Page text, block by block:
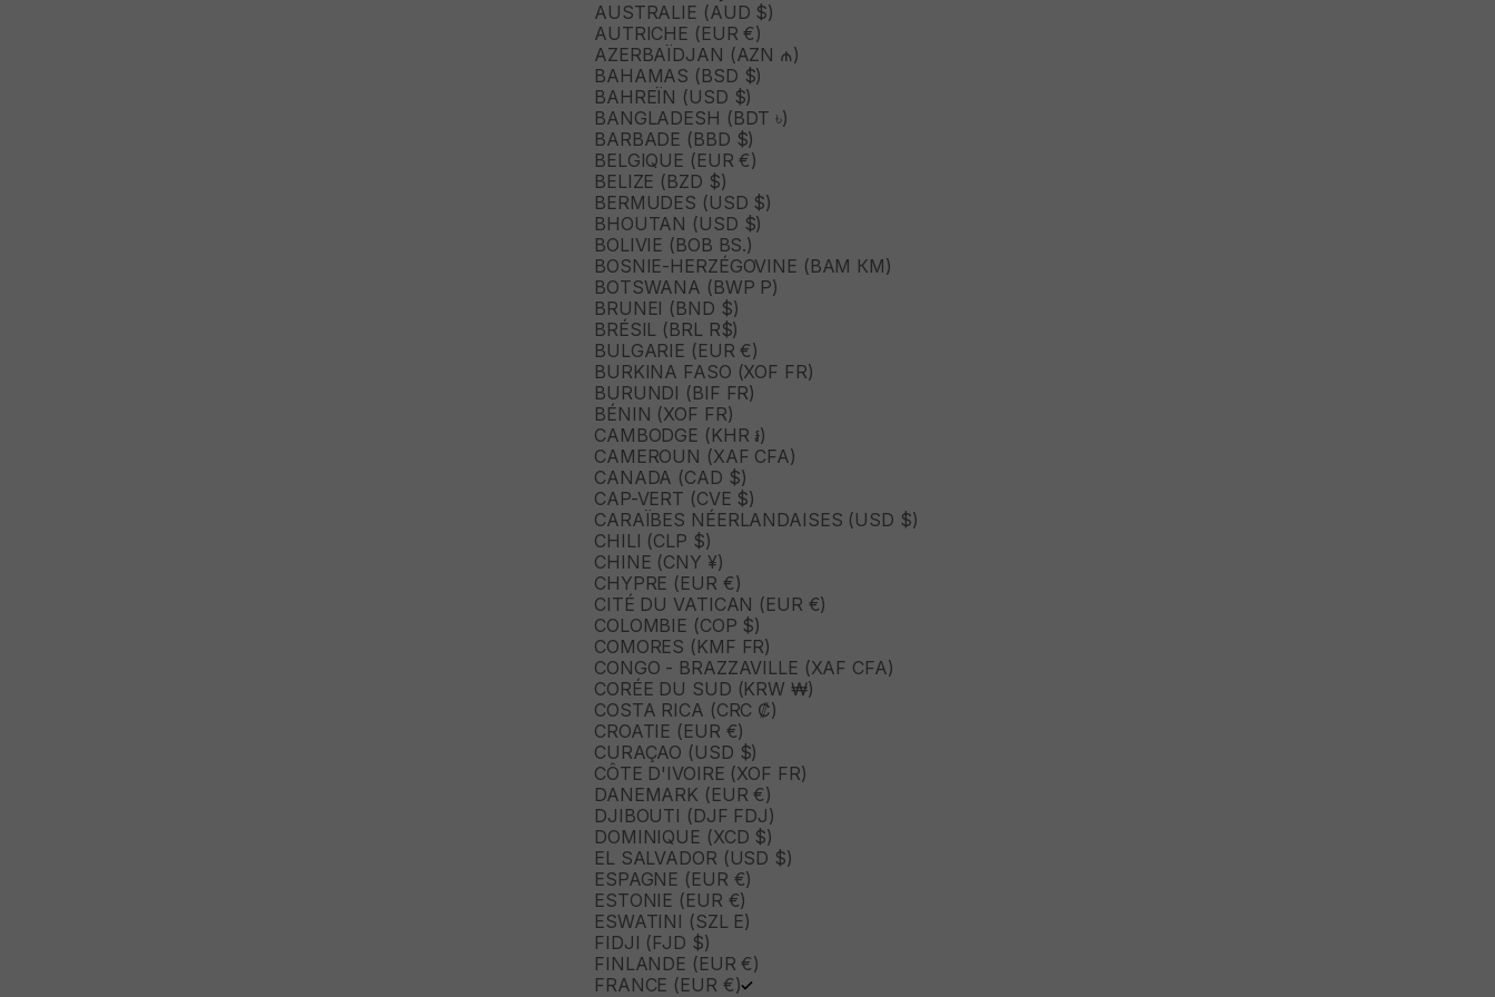
AUSTRALIE (AUD $)
AUTRICHE (EUR €)
AZERBAÏDJAN (AZN ₼)
BAHAMAS (BSD $)
BAHREÏN (USD $)
BANGLADESH (BDT ৳)
BARBADE (BBD $)
BELGIQUE (EUR €)
BELIZE (BZD $)
BERMUDES (USD $)
BHOUTAN (USD $)
BOLIVIE (BOB BS.)
BOSNIE-HERZÉGOVINE (BAM КМ)
BOTSWANA (BWP P)
BRUNEI (BND $)
BRÉSIL (BRL R$)
BULGARIE (EUR €)
BURKINA FASO (XOF FR)
BURUNDI (BIF FR)
BÉNIN (XOF FR)
CAMBODGE (KHR ៛)
CAMEROUN (XAF CFA)
CANADA (CAD $)
CAP-VERT (CVE $)
CARAÏBES NÉERLANDAISES (USD $)
CHILI (CLP $)
CHINE (CNY ¥)
CHYPRE (EUR €)
CITÉ DU VATICAN (EUR €)
COLOMBIE (COP $)
COMORES (KMF FR)
CONGO - BRAZZAVILLE (XAF CFA)
CORÉE DU SUD (KRW ₩)
COSTA RICA (CRC ₡)
CROATIE (EUR €)
CURAÇAO (USD $)
CÔTE D'IVOIRE (XOF FR)
DANEMARK (EUR €)
DJIBOUTI (DJF FDJ)
DOMINIQUE (XCD $)
EL SALVADOR (USD $)
ESPAGNE (EUR €)
ESTONIE (EUR €)
ESWATINI (SZL E)
FIDJI (FJD $)
FINLANDE (EUR €)
FRANCE (EUR €)